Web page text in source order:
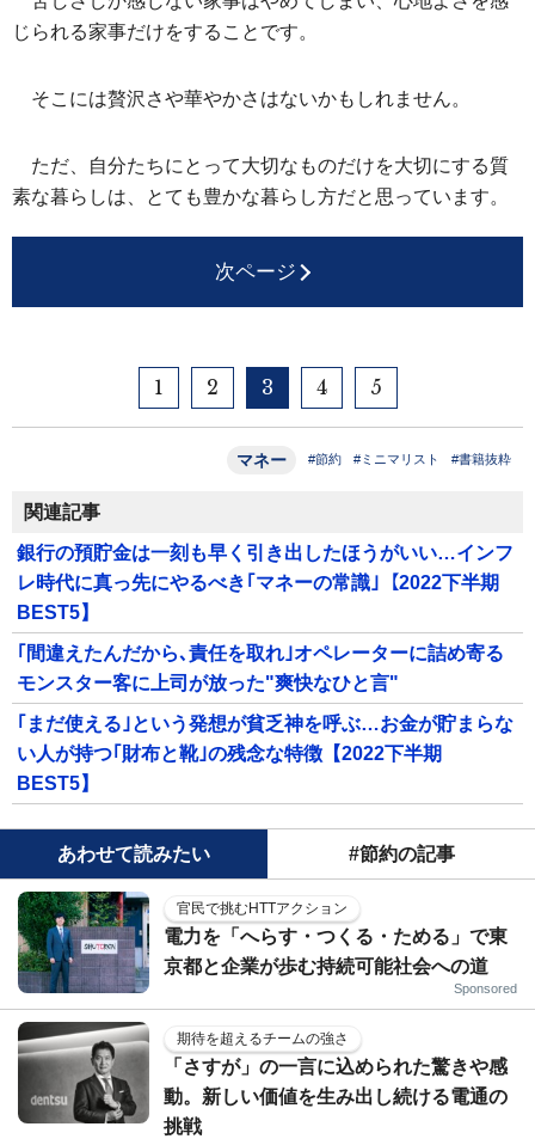
じられる家事だけをすることです。
そこには贅沢さや華やかさはないかもしれません。
ただ、自分たちにとって大切なものだけを大切にする質
素な暮らしは、とても豊かな暮らし方だと思っています。
次ページ
1 2 3 4 5
マネー #節約 #ミニマリスト #書籍抜粋
関連記事
銀行の預貯金は一刻も早く引き出したほうがいい…インフ
レ時代に真っ先にやるべき｢マネーの常識｣【2022下半期
BEST5】
｢間違えたんだから､責任を取れ｣オペレーターに詰め寄る
モンスター客に上司が放った"爽快なひと言"
｢まだ使える｣という発想が貧乏神を呼ぶ…お金が貯まらな
い人が持つ｢財布と靴｣の残念な特徴【2022下半期
BEST5】
あわせて読みたい #節約の記事
官民で挑むHTTアクション
電力を「へらす・つくる・ためる」で東
京都と企業が歩む持続可能社会への道
Sponsored
期待を超えるチームの強さ
「さすが」の一言に込められた驚きや感
動。新しい価値を生み出し続ける電通の
挑戦